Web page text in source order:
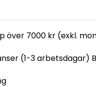
över 7000 kr (exkl.
(1-3 arbetsdagar)